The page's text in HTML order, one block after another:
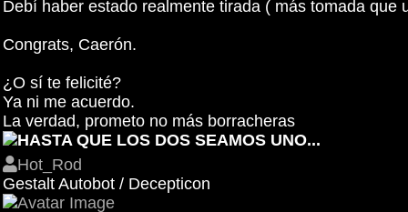
Debí haber estado realmente tirada ( más tomada que
Congrats, Caerón.
¿O sí te felicité?
Ya ni me acuerdo.
La verdad, prometo no más borracheras
HASTA QUE LOS DOS SEAMOS UNO...
Hot_Rod
Gestalt Autobot / Decepticon